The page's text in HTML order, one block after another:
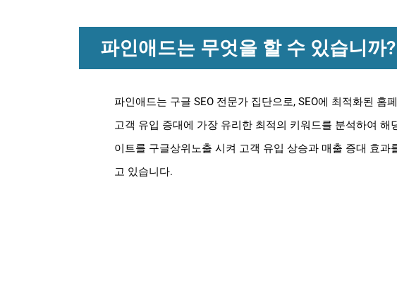
파인애드는 무엇을 할 수 있습니까?
파인애드는 구글 SEO 전문가 집단으로, SEO에 최적화된
고객 유입 증대에 가장 유리한 최적의 키워드를 분석하여
이트를 구글상위노출 시켜 고객 유입 상승과 매출 증대 효
고 있습니다.